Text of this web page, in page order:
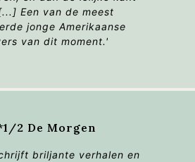
Een van de meest
jonge Amerikaanse
van dit moment.'
2 De Morgen
briljante verhalen en